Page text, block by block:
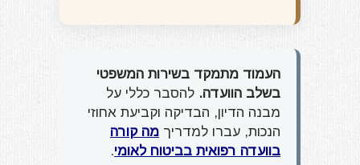
העמוד מתמקד בשירות המשפטי
בשלב הוועדה. להסבר כללי על
מבנה הדיון, הבדיקה וקביעת אחוזי
הנכות, עברו למדריך מה קורה
בוועדה רפואית בביטוח לאומי.